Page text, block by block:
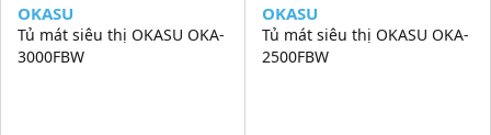
OKASU
Tủ mát siêu thị OKASU OKA-
3000FBW
OKASU
Tủ mát siêu thị OKASU OKA-
2500FBW